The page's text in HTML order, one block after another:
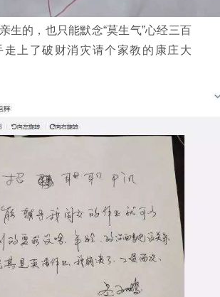
生的，也只能默念“莫生气”心经三百
走上了破财消灾请个家教的康庄大